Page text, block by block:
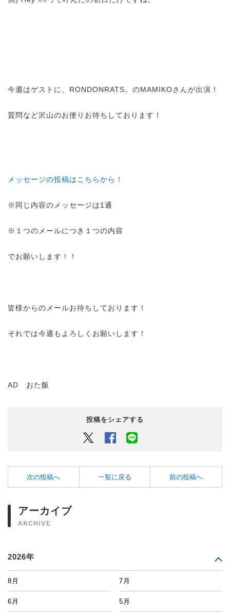
今週はゲストに、RONDONRATS。のMAMIKOさんが出演！
質問など沢山のお便りお待ちしております！
メッセージの投稿はこちらから！
※同じ内容のメッセージは1通
※１つのメールにつき１つの内容
でお願いします！！
皆様からのメールお待ちしております！
それでは今週もよろしくお願いします！
AD おた飯
投稿をシェアする
Twitter Facebook
次の投稿へ 一覧に戻る 前の投稿へ
アーカイブ
ARCHIVE
2026年
8月 7月
6月 5月